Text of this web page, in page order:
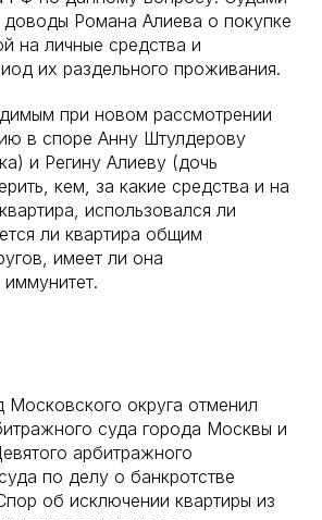
Романа Алиева о покупке
на личные средства и
их раздельного проживания.
при новом рассмотрении
в споре Анну Штулдерову
и Регину Алиеву (дочь
кем, за какие средства и на
использовался ли
ли квартира общим
имеет ли она
округа отменил
суда города Москвы и
арбитражного
по делу о банкротстве
об исключении квартиры из